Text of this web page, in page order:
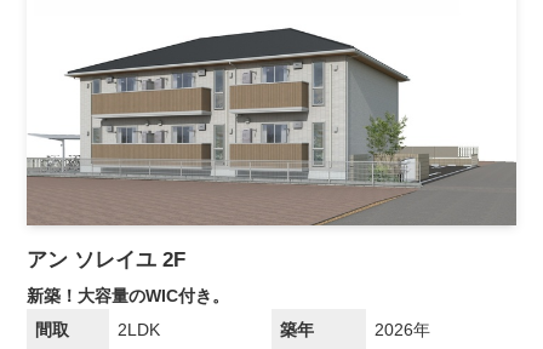
アン ソレイユ 2F
新築！大容量のWIC付き。
間取
2LDK 築年 2026年